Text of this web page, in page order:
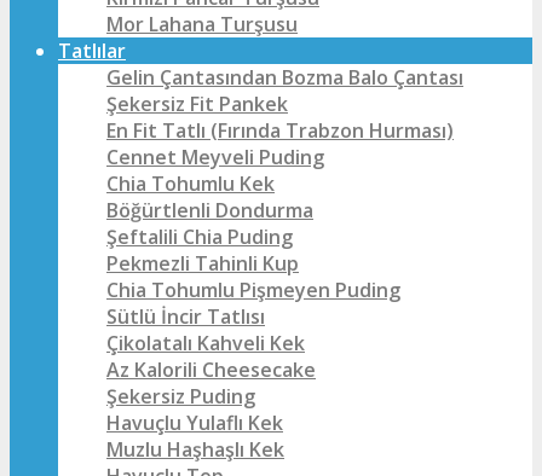
Mor Lahana Turşusu
Tatlılar
Gelin Çantasından Bozma Balo Çantası
Şekersiz Fit Pankek
En Fit Tatlı (Fırında Trabzon Hurması)
Cennet Meyveli Puding
Chia Tohumlu Kek
Böğürtlenli Dondurma
Şeftalili Chia Puding
Pekmezli Tahinli Kup
Chia Tohumlu Pişmeyen Puding
Sütlü İncir Tatlısı
Çikolatalı Kahveli Kek
Az Kalorili Cheesecake
Şekersiz Puding
Havuçlu Yulaflı Kek
Muzlu Haşhaşlı Kek